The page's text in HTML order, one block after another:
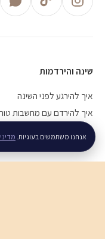
שינה והירדמות
איך להירגע לפני השינה
איך להירדם עם מחשבות
חוסר שינה כרוני, מה עושים
אנחנו משתמשים בעוגיות.